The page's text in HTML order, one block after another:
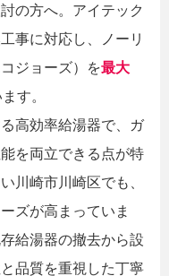
の方へ。アイテック
事に対応し、ノーリ
ジョーズ）を最大
す。
高効率給湯器で、ガ
を両立できる点が特
川崎市川崎区でも、
ズが高まっていま
給湯器の撤去から設
品質を重視した丁寧